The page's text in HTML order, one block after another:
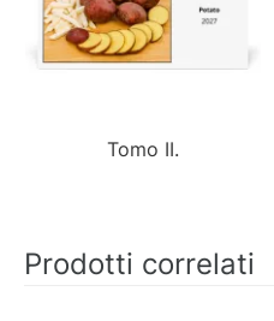
Tomo II.
Prodotti correlati